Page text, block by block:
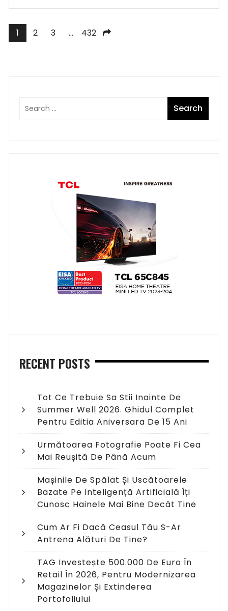
Posts
1 2 3 … 432
RECENT POSTS
Tot Ce Trebuie Sa Stii Inainte De
Summer Well 2026. Ghidul Complet
Pentru Editia Aniversara De 15 Ani
Următoarea Fotografie Poate Fi Cea
Mai Reușită De Până Acum
Mașinile De Spălat Și Uscătoarele
Bazate Pe Inteligență Artificială Îți
Cunosc Hainele Mai Bine Decât Tine
Cum Ar Fi Dacă Ceasul Tău S-Ar
Antrena Alături De Tine?
TAG Investește 500.000 De Euro În
Retail În 2026, Pentru Modernizarea
Magazinelor Și Extinderea
Portofoliului